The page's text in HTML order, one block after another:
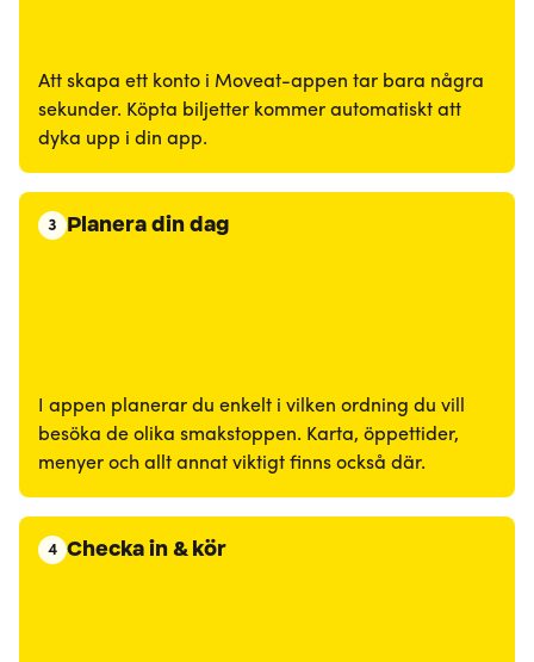
Att skapa ett konto i Moveat-appen tar bara några
sekunder. Köpta biljetter kommer automatiskt att
dyka upp i din app.
3 Planera din dag
I appen planerar du enkelt i vilken ordning du vill
besöka de olika smakstoppen. Karta, öppettider,
menyer och allt annat viktigt finns också där.
4 Checka in & kör